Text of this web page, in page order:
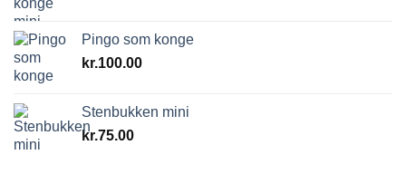
Pingo som konge
kr.100.00
Stenbukken mini
kr.75.00